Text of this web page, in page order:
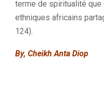
terme de spiritualité que
ethniques africains
124).
By, CheikhAnta Diop